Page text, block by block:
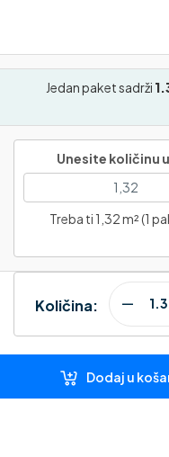
Jedan paket sadrži
Unesite količinu
Treba ti 1,32 m² (1
Količina:
Dodaj u